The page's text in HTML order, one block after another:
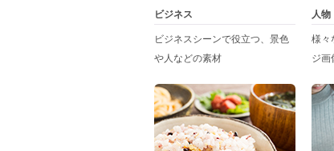
ビジネス
ビジネスシーンで役立つ、景色
や人などの素材
人物
様々
ジ画